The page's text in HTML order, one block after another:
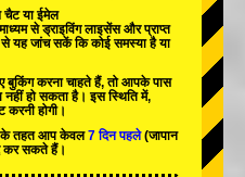
चैट या ईमेल
से ड्राइविंग लाइसेंस और प्राप्त
यह जांच सकें कि कोई समस्या है या
बुकिंग करना चाहते हैं, तो आपके पास
हो सकता है। इस स्थिति में,
करनी होगी।
के तहत आप केवल7 दिन पहले(जापान
कर सकते हैं।